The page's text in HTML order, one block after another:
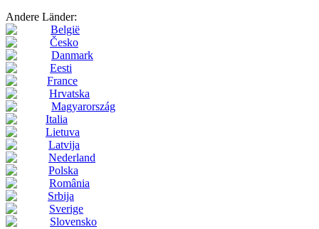
Andere Länder:
België
Česko
Danmark
Eesti
France
Hrvatska
Magyarország
Italia
Lietuva
Latvija
Nederland
Polska
România
Srbija
Sverige
Slovensko